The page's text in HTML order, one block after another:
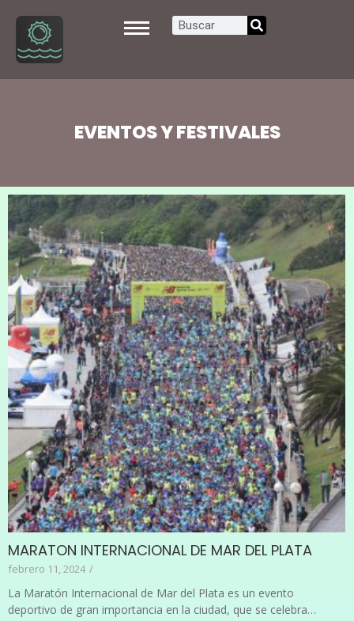
EVENTOS Y FESTIVALES
MARATON INTERNACIONAL DE MAR DEL PLATA
febrero 11, 2024 /
La Maratón Internacional de Mar del Plata es un evento
deportivo de gran importancia en la ciudad, que se celebra…